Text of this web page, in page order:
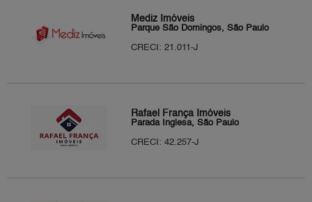
Mediz Imóveis
Parque São Domingos, São Paulo
CRECI: 21.011-J
Rafael França Imóveis
Parada Inglesa, São Paulo
CRECI: 42.257-J